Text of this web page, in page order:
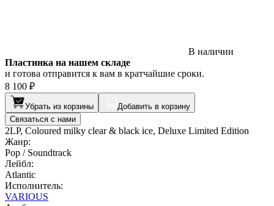
В наличии
Пластинка на нашем складе
и готова отправится к вам в кратчайшие сроки.
8 100 ₽
Убрать из корзины
Добавить в корзину
Связаться с нами
2LP, Coloured milky clear & black ice, Deluxe Limited Edition
Жанр:
Pop / Soundtrack
Лейбл:
Atlantic
Исполнитель:
VARIOUS